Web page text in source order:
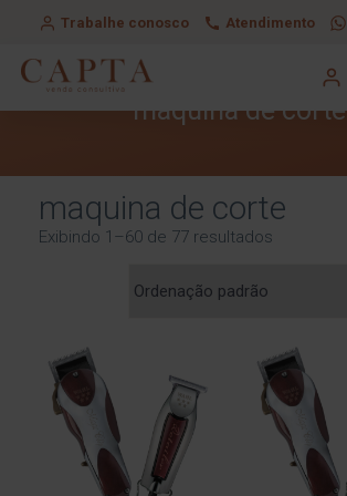
Trabalhe conosco Atendimento
maquina de corte
maquina de corte
Exibindo 1–60 de 77 resultados